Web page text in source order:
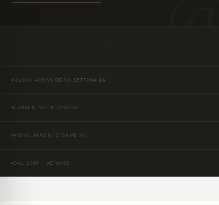
NUOVI ARRIVI OGNI SETTIMANA
CORREDINO NEONATO
ABBIGLIAMENTO BAMBINI
DAL 2007 · ADRANO